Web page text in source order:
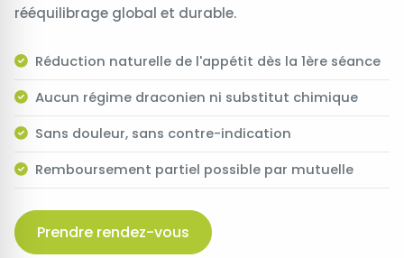
rééquilibrage global et durable.
Réduction naturelle de l'appétit dès la 1ère séance
Aucun régime draconien ni substitut chimique
Sans douleur, sans contre-indication
Remboursement partiel possible par mutuelle
Prendre rendez-vous